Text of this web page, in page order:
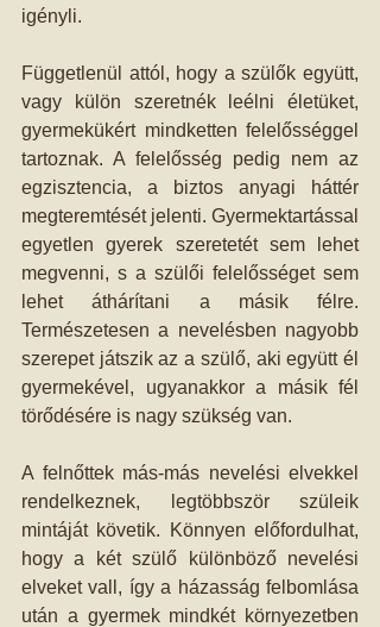
igényli.
Függetlenül attól, hogy a szülők együtt,
vagy külön szeretnék leélni életüket,
gyermekükért mindketten felelősséggel
tartoznak. A felelősség pedig nem az
egzisztencia, a biztos anyagi háttér
megteremtését jelenti. Gyermektartással
egyetlen gyerek szeretetét sem lehet
megvenni, s a szülői felelősséget sem
lehet áthárítani a másik félre.
Természetesen a nevelésben nagyobb
szerepet játszik az a szülő, aki együtt él
gyermekével, ugyanakkor a másik fél
törődésére is nagy szükség van.
A felnőttek más-más nevelési elvekkel
rendelkeznek, legtöbbször szüleik
mintáját követik. Könnyen előfordulhat,
hogy a két szülő különböző nevelési
elveket vall, így a házasság felbomlása
után a gyermek mindkét környezetben